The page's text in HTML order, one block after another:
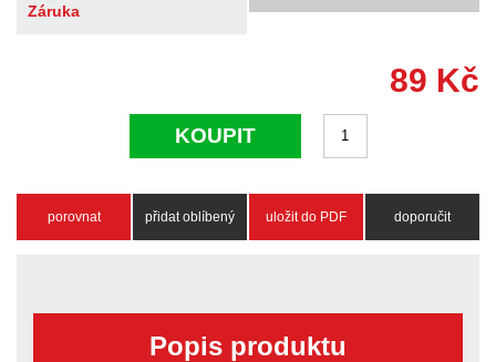
Záruka
89 Kč
KOUPIT
porovnat přidat oblíbený uložit do PDF doporučit
Popis produktu